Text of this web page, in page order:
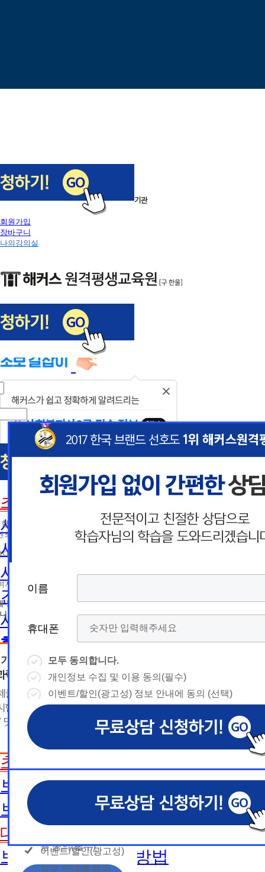
이전
다음
1/5
회원가입
장바구니
나의강의실
해커스편입
사회복지사1급
사회복지사
초보길잡이
사회복지사란
사회복지사2급 취득방법
사회복지사1급 취득방법
건강가정사
사회복지학사/전문학사
한국어교원
한국어교원이란
한국어교원 취득방법
해외취업전망
보육교사
초보길잡이
보육교사란
보육교사2급 취득방법
대면수업일정
보육교사1급 취득방법
폰
* 날짜입력 키보드 사용법
- page up/down 키 = 다음달/이전
- ctrl+ 방향키 좌,우, 위, 아래 = 날
짜선택
날짜선택
날
선
예
간
상담내용(필수)
수강신청
문의
상담 희망내용 (선택)
개인정보 수집/이용
동의
개인정보 수집 및 이
폰
* 날짜입력 키보드 사용법
- page up/down 키 = 다음달/이전
- ctrl+ 방향키 좌,우, 위, 아래 = 날
짜선택
전달
- ctrl+ 방향키 좌,우, 위, 아래 =
날짜선택
날
짜
예
상담내용(필수)
수강신청
문의
모두 동의합니다.
개인정보 수집 및 이
용 동의(필수)
이벤트/할인(광고성)
정보 안내에 동의
이름
휴대폰
모두 동의합니다.
개인정보 수집 및 이용 동의(필수)
이벤트/할인(광고성) 정보 안내에 동의 (선택)
◆ 개인정보 수집 · 이용 동의
1. 개인정보 수집·이용 목적
1) 무료상담 진행 및 문의 사항 응대, 동일·후속 문의에 대한
제공, 상담 이력 관리 및 상담 관련 분쟁·민원 처리
2) 광고성 정보 수신에 별도 동의한 자에 한하여
격평생교육원을 비롯한 해커스 교육그룹의 새로
신상품이나 이벤트, 최신 정보 안내 등 신청자의
는 최적의 서비스를 제공하기 위함.
(해커스교육그룹: 해커스인강, 해커스프랩, 해커스톡, 해커스
커스일본어, 해커스잡, 해커스금융, 해커스임용, 해커스공무
찰, 해커스소방, 해커스공인중개사, 해커스주택관리사, 해커
이름
휴대폰
모두 동의합니다.
개인정보 수집 및 이용 동의(필수)
이벤트/할인(광고성) 정보 안내에 동의 (선택)
◆ 개인정보 수집 · 이용 동의
1. 개인정보 수집·이용 목적
1) 무료상담 진행 및 문의 사항 응대, 동일·후속 문의에 대한
제공, 상담 이력 관리 및 상담 관련 분쟁·민원 처리
2) 광고성 정보 수신에 별도 동의한 자에 한하여
격평생교육원을 비롯한 해커스 교육그룹의 새로
신상품이나 이벤트, 최신 정보 안내 등 신청자의
는 최적의 서비스를 제공하기 위함.
(해커스교육그룹: 해커스인강, 해커스프랩, 해커스톡, 해커스
커스일본어, 해커스잡, 해커스금융, 해커스임용, 해커스공무
찰, 해커스소방, 해커스공인중개사, 해커스주택관리사, 해커
이름
휴대폰
모두 동의합니다.
개인정보 수집 및 이용 동의(필수)
이벤트/할인(광고성) 정보 안내에 동의 (선택)
◆ 개인정보 수집 · 이용 동의
1. 개인정보 수집·이용 목적
1) 무료상담 진행 및 문의 사항 응대, 동일·후속 문의에 대한
제공, 상담 이력 관리 및 상담 관련 분쟁·민원 처리
2) 광고성 정보 수신에 별도 동의한 자에 한하여
격평생교육원을 비롯한 해커스 교육그룹의 새로
신상품이나 이벤트, 최신 정보 안내 등 신청자의
는 최적의 서비스를 제공하기 위함.
(해커스교육그룹: 해커스인강, 해커스프랩, 해커스톡, 해커스
커스일본어, 해커스잡, 해커스금융, 해커스임용, 해커스공무
찰, 해커스소방, 해커스공인중개사, 해커스주택관리사, 해커
이름
휴대폰
모두 동의합니다.
개인정보 수집 및 이용 동의(필수)
이벤트/할인(광고성) 정보 안내에 동의 (선택)
인혜택 제공
등 광고성 정보 제공, 통계자료 활용
폰 번호
의 해지나 개인정보 삭제요청 시까지
동의하지 않을 수 있습니다.
다.